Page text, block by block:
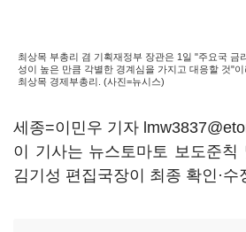
최상목 부총리 겸 기획재정부 장관은 1일 "주요국 금
성이 높은 만큼 각별한 경계심을 가지고 대응할 것"
최상목 경제부총리. (사진=뉴시스)
세종=이민우 기자
이 기사는 뉴스토마토 보도준칙
김기성 편집국장이 최종 확인·수